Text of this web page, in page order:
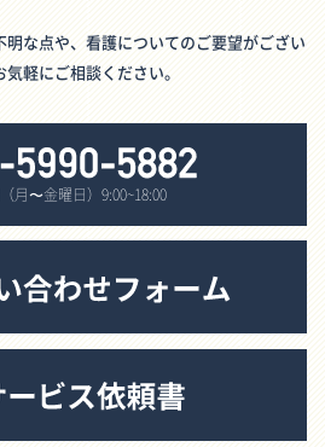
な点や、看護についてのご要望がござい
気軽にご相談ください。
月〜金曜日）9:00~18:00